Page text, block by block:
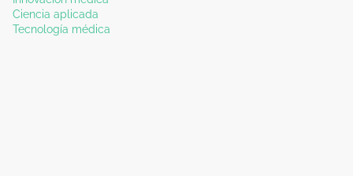
Ciencia aplicada
Tecnología médica